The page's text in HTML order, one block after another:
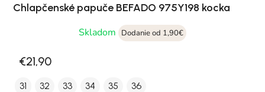
Chlapčenské papuče BEFADO 975Y198 kocka
Skladom
Dodanie od 1,90€
€21,90
31 32 33 34 35 36